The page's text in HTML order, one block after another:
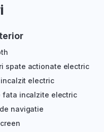
spate actionate electric
incalzit electric
fata incalzite electric
navigatie